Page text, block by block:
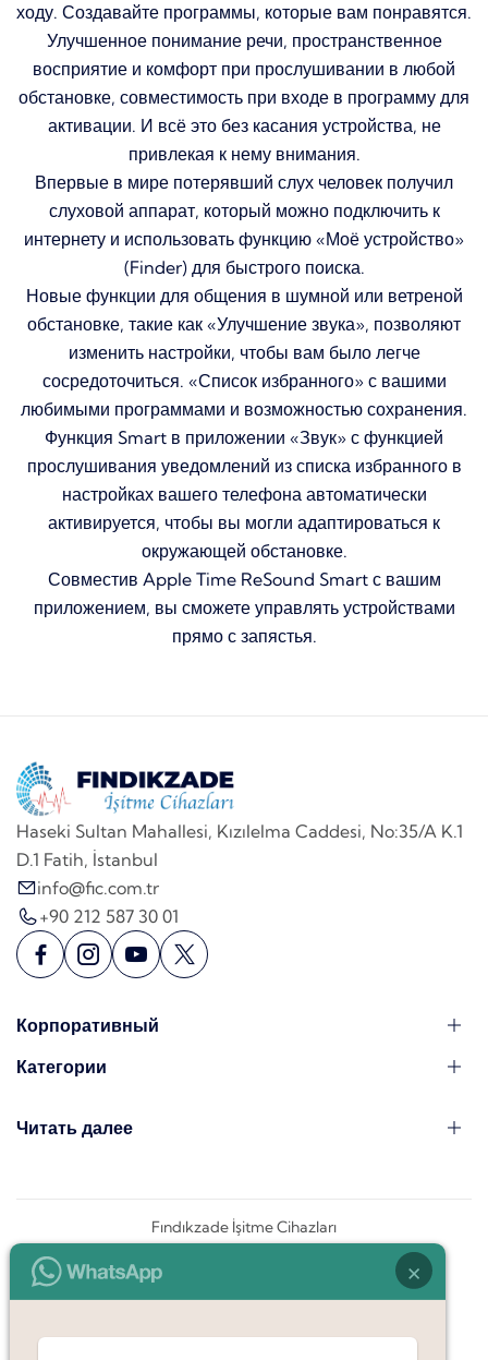
ходу. Создавайте программы, которые вам понравятся.
Улучшенное понимание речи, пространственное
восприятие и комфорт при прослушивании в любой
обстановке, совместимость при входе в программу для
активации. И всё это без касания устройства, не
привлекая к нему внимания.
Впервые в мире потерявший слух человек получил
слуховой аппарат, который можно подключить к
интернету и использовать функцию «Моё устройство»
(Finder) для быстрого поиска.
Новые функции для общения в шумной или ветреной
обстановке, такие как «Улучшение звука», позволяют
изменить настройки, чтобы вам было легче
сосредоточиться. «Список избранного» с вашими
любимыми программами и возможностью сохранения.
Функция Smart в приложении «Звук» с функцией
прослушивания уведомлений из списка избранного в
настройках вашего телефона автоматически
активируется, чтобы вы могли адаптироваться к
окружающей обстановке.
Совместив Apple Time ReSound Smart с вашим
приложением, вы сможете управлять устройствами
прямо с запястья.
Haseki Sultan Mahallesi, Kızılelma Caddesi, No:35/A K.1
D.1 Fatih, İstanbul
info@fic.com.tr
+90 212 587 30 01
Корпоративный
Категории
Читать далее
Fındıkzade İşitme Cihazları
×